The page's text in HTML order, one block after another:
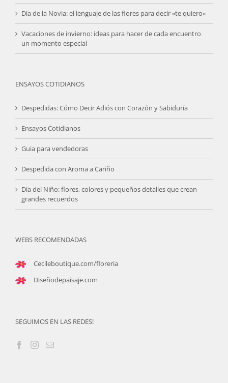
Día de la Novia: el lenguaje de las flores para decir «te quiero»
Vacaciones de invierno: ideas para hacer de cada encuentro
un momento especial
ENSAYOS COTIDIANOS
Despedidas: Cómo Decir Adiós con Corazón y Sabiduría
Ensayos Cotidianos
Guia para vendedoras
Despedida con Aroma a Cariño
Día del Niño: flores, colores y pequeños detalles que crean
grandes recuerdos
WEBS RECOMENDADAS
Cecileboutique.com/floreria
Diseñodepaisaje.com
SEGUIMOS EN LAS REDES!